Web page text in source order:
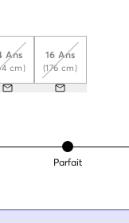
Ans
cm)
16 Ans
(176 cm)
Parfait